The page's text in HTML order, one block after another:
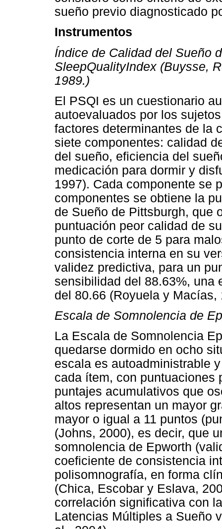
sueño previo diagnosticado
Instrumentos
Índice de Calidad del Sueño
SleepQualityIndex (Buysse,
1989.)
El PSQI es un cuestionario
autoevaluados por los
factores determinantes de la
siete componentes: calidad
del sueño, eficiencia del
medicación para dormir y
1997). Cada componente se
componentes se obtiene la
de Sueño de Pittsburgh, que
puntuación peor calidad de
punto de corte de 5 para
consistencia interna en su
validez predictiva, para un
sensibilidad del 88.63%, una
del 80.66 (Royuela y Macías,
Escala de Somnolencia de
La Escala de Somnolencia
quedarse dormido en ocho
escala es autoadministrable
cada ítem, con puntuaciones
puntajes acumulativos que
altos representan un mayor
mayor o igual a 11 puntos
(Johns, 2000), es decir, que
somnolencia de Epworth
coeficiente de consistencia
polisomnografía, en forma
(Chica, Escobar y Eslava,
correlación significativa con
Latencias Múltiples a Sueño